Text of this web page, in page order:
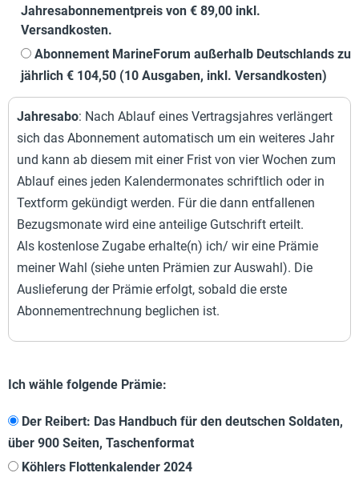
Jahresabonnementpreis von € 89,00 inkl.
Versandkosten.
Abonnement MarineForum außerhalb Deutschlands zu
jährlich € 104,50 (10 Ausgaben, inkl. Versandkosten)
Jahresabo: Nach Ablauf eines Vertragsjahres verlängert
sich das Abonnement automatisch um ein weiteres Jahr
und kann ab diesem mit einer Frist von vier Wochen zum
Ablauf eines jeden Kalendermonates schriftlich oder in
Textform gekündigt werden. Für die dann entfallenen
Bezugsmonate wird eine anteilige Gutschrift erteilt.
Als kostenlose Zugabe erhalte(n) ich/ wir eine Prämie
meiner Wahl (siehe unten Prämien zur Auswahl). Die
Auslieferung der Prämie erfolgt, sobald die erste
Abonnementrechnung beglichen ist.
Ich wähle folgende Prämie:
Der Reibert: Das Handbuch für den deutschen Soldaten,
über 900 Seiten, Taschenformat
Köhlers Flottenkalender 2024